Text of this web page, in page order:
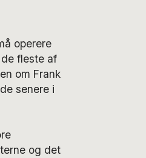
operere
fleste af
om Frank
senere i
og det